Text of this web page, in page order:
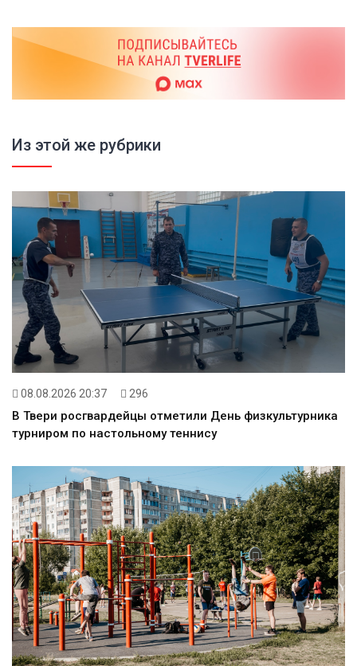
Из этой же рубрики
08.08.2026 20:37 296
В Твери росгвардейцы отметили День физкультурника
турниром по настольному теннису